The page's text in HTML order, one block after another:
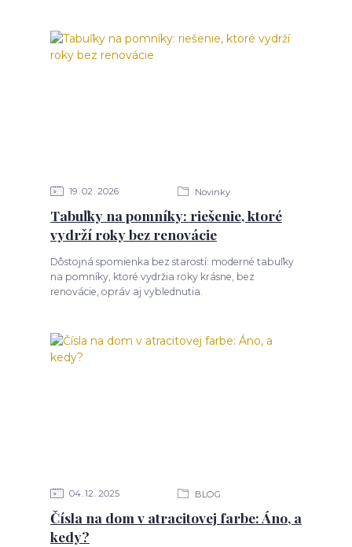
19 02 2026 Novinky
Tabuľky na pomníky: riešenie, ktoré
vydrží roky bez renovácie
Dôstojná spomienka bez starostí: moderné tabuľky
na pomníky, ktoré vydržia roky krásne, bez
renovácie, opráv aj vyblednutia.
04 12 2025 BLOG
Čísla na dom v atracitovej farbe: Áno, a
kedy?